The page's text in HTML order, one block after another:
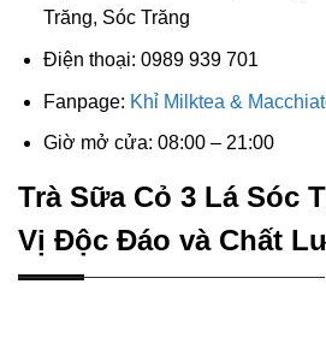
Trăng, Sóc Trăng
Điện thoại: 0989 939 701
Fanpage: Khỉ Milktea &
Giờ mở cửa: 08:00 – 21:00
Trà Sữa Cỏ 3 Lá Sóc
Vị Độc Đáo và Chất